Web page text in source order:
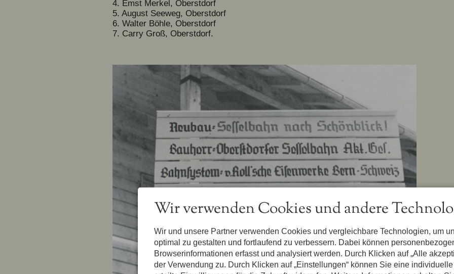
4. Emst Merkel, Oberstdorf
5. August Seeweg, Oberstdorf
6. Walter Böhle, Oberstdorf
7. Carry Groß, Oberstdorf.
Wir verwenden Cookies und andere
Wir und unsere Partner verwenden Cookies und vergleichbare Technologien, um
optimal zu gestalten und fortlaufend zu verbessern. Dabei können
Browserinformationen erfasst und analysiert werden. Durch Klicken auf „Alle
der Verwendung zu. Durch Klicken auf „Einstellungen“ können Sie eine